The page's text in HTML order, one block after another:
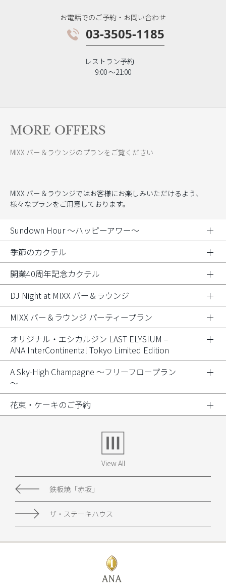
お電話でのご予約・お問い合わせ
03-3505-1185
レストラン予約
9:00 〜21:00
MORE OFFERS
MIXX バー＆ラウンジのプランをご覧ください
MIXX バー＆ラウンジではお客様にお楽しみいただけるよう、
様々なプランをご用意しております。
Sundown Hour ～ハッピーアワー～
季節のカクテル
開業40周年記念カクテル
DJ Night at MIXX バー＆ラウンジ
MIXX バー＆ラウンジ パーティープラン
オリジナル・エシカルジン LAST ELYSIUM –
ANA InterContinental Tokyo Limited Edition
A Sky-High Champagne ～フリーフロープラン
～
花束・ケーキのご予約
鉄板焼「赤坂」
View All
ザ・ステーキハウス